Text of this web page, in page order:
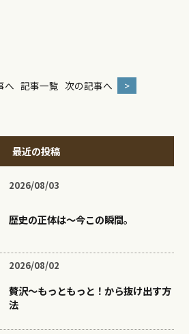
へ 記事一覧 次の記事へ >
最近の投稿
2026/08/03
歴史の正体は〜今この瞬間。
2026/08/02
贅沢〜もっともっと！から抜け出す方
法